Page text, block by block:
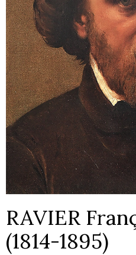
RAVIER
(1814-1895)